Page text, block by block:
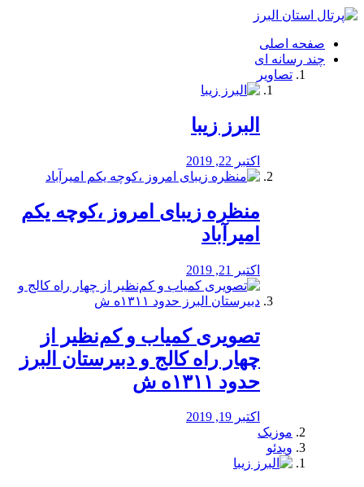
فصد
شرق
تهران
خشکشویی
صفحه اصلی
چند رسانه ای
تصاویر
البرز زیبا
اکتبر 22, 2019
منظره‌‌ زیبای امروز ،کوچه یکم
امیرآباد
اکتبر 21, 2019
️تصویری کمیاب و کم‌نظیر از
چهار راه كالج و دبيرستان البرز
حدود ۱۳۱۱ه ش
اکتبر 19, 2019
موزیک
ویدئو